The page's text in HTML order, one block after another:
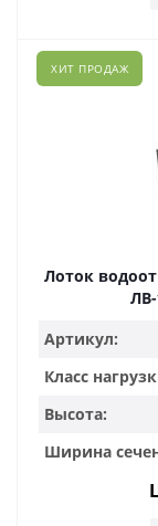
ХИТ ПРОДАЖ
Лоток
Артикул:
Класс
Высота:
Ширина